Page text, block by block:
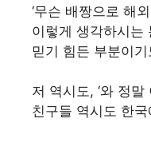
‘무슨 배짱으로 해
이렇게 생각하시는
믿기 힘든 부분이
저 역시도, ‘와 정
친구들 역시도 한